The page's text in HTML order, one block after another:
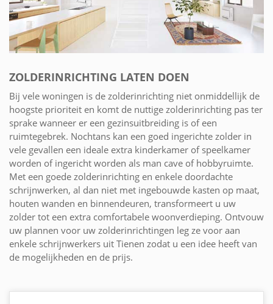
ZOLDERINRICHTING LATEN DOEN
Bij vele woningen is de zolderinrichting niet onmiddellijk de
hoogste prioriteit en komt de nuttige zolderinrichting pas ter
sprake wanneer er een gezinsuitbreiding is of een
ruimtegebrek. Nochtans kan een goed ingerichte zolder in
vele gevallen een ideale extra kinderkamer of speelkamer
worden of ingericht worden als man cave of hobbyruimte.
Met een goede zolderinrichting en enkele doordachte
schrijnwerken, al dan niet met ingebouwde kasten op maat,
houten wanden en binnendeuren, transformeert u uw
zolder tot een extra comfortabele woonverdieping. Ontvouw
uw plannen voor uw zolderinrichtingen leg ze voor aan
enkele schrijnwerkers uit Tienen zodat u een idee heeft van
de mogelijkheden en de prijs.